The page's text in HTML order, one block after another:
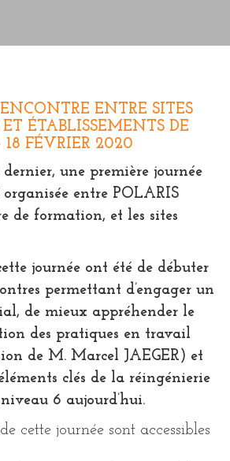
ENTRE SITES
ÉTABLISSEMENTS DE
FÉVRIER 2020
une première journée
organisée entre POLARIS
de formation, et les sites
journée ont été de débuter
permettant d’engager un
de mieux appréhender le
des pratiques en travail
de M. Marcel JAEGER) et
clés de la réingénierie
6 aujourd’hui.
cette journée sont accessibles